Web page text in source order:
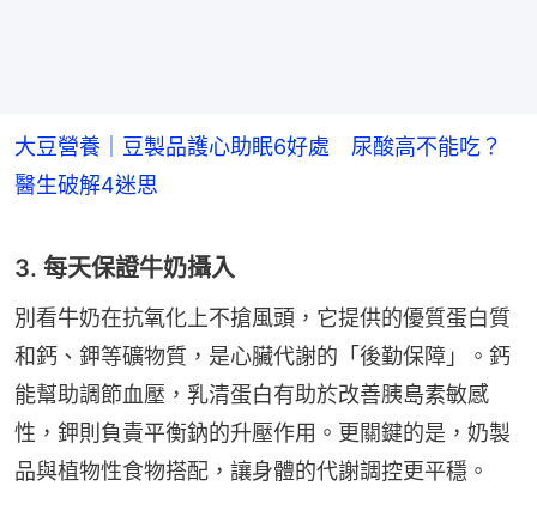
​大豆營養｜豆製品護心助眠6好處 尿酸高不能吃？
醫生破解4迷思
3. 每天保證牛奶攝入
別看牛奶在抗氧化上不搶風頭，它提供的優質蛋白質
和鈣、鉀等礦物質，是心臟代謝的「後勤保障」。鈣
能幫助調節血壓，乳清蛋白有助於改善胰島素敏感
性，鉀則負責平衡鈉的升壓作用。更關鍵的是，奶製
品與植物性食物搭配，讓身體的代謝調控更平穩。